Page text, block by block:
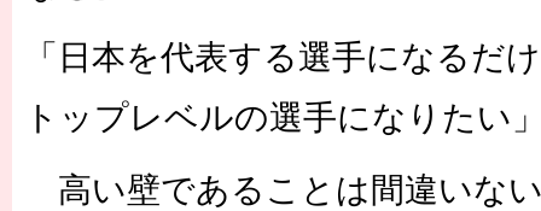
「日本を代表する選手になるだ
トップレベルの選手になりたい
高い壁であることは間違いな